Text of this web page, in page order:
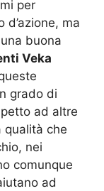
per
ma
buona
Veka
grado di
ad altre
qualità che
nei
comunque
ad